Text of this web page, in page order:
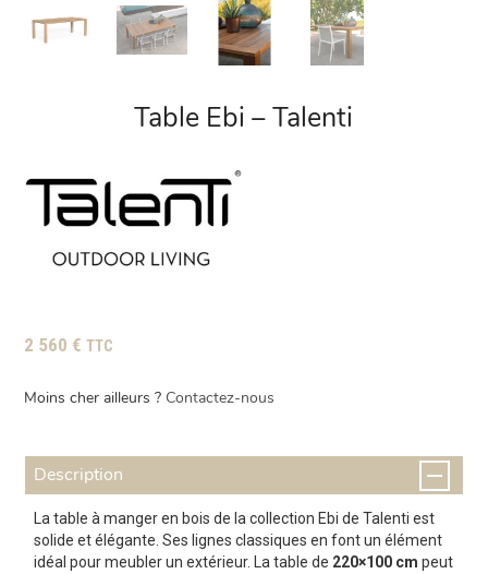
Table Ebi – Talenti
2 560 € TTC
Moins cher ailleurs ? Contactez-nous
Description
La table à manger en bois de la collection Ebi de Talenti est
solide et élégante. Ses lignes classiques en font un élément
idéal pour meubler un extérieur. La table de 220×100 cm peut